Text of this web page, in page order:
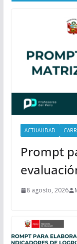
a
ACTUALIDAD
Prompt
8 agosto, 2026